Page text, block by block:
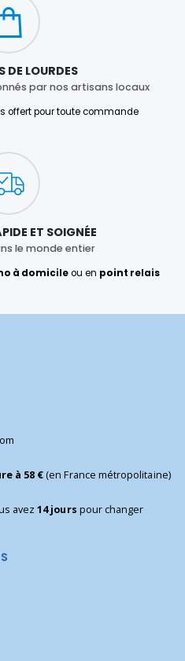
DE LOURDES
par nos artisans locaux
offert pour toute commande
ET SOIGNÉE
le monde entier
à domicileou en point relais
à 58 €(en France métropolitaine)
avez14 jours pour changer